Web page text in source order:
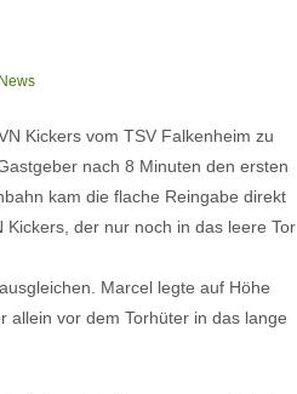
News
Kickers vom TSV Falkenheim zu
nach 8 Minuten den ersten
kam die flache Reingabe direkt
der nur noch in das leere Tor
Marcel legte auf Höhe
allein vor dem Torhüter in das lange